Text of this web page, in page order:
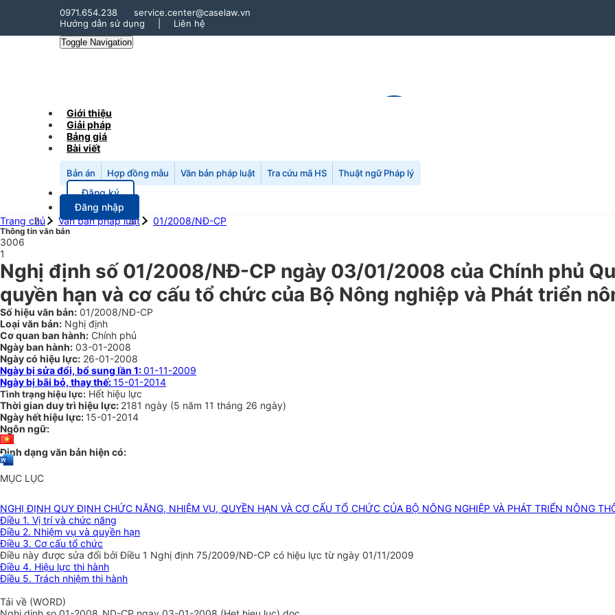
0971.654.238
service.center@caselaw.vn
Hướng dẫn sử dụng
Liên hệ
Toggle Navigation
Giới thiệu
Giải pháp
Bảng giá
Bài viết
Bản án Hợp đồng mẫu Văn bản pháp luật Tra cứu mã HS Thuật ngữ Pháp lý
Đăng ký
Đăng nhập
Trang chủ
Văn bản pháp luật 01/2008/NĐ-CP
Thông tin văn bản
3006
1
Nghị định số 01/2008/NĐ-CP ngày 03/01/2008 của Chính phủ
quyền hạn và cơ cấu tổ chức của Bộ Nông nghiệp và Phát triển
Số hiệu văn bản: 01/2008/NĐ-CP
Loại văn bản: Nghị định
Cơ quan ban hành: Chính phủ
Ngày ban hành: 03-01-2008
Ngày có hiệu lực: 26-01-2008
Ngày bị sửa đổi, bổ sung lần 1:01-11-2009
Ngày bị bãi bỏ, thay thế:15-01-2014
Tình trạng hiệu lực: Hết hiệu lực
Thời gian duy trì hiệu lực: 2181 ngày (5 năm 11 tháng 26 ngày)
Ngày hết hiệu lực: 15-01-2014
Ngôn ngữ:
Định dạng văn bản hiện có:
MỤC LỤC
NGHỊ ĐỊNH QUY ĐỊNH CHỨC NĂNG, NHIỆM VỤ, QUYỀN HẠN VÀ CƠ CẤU TỔ CHỨC CỦA BỘ NÔNG NGHIỆP VÀ PHÁT TRIỂN NÔNG
Điều 1. Vị trí và chức năng
Điều 2. Nhiệm vụ và quyền hạn
Điều 3. Cơ cấu tổ chức
Điều này được sửa đổi bởi Điều 1 Nghị định 75/2009/NĐ-CP có hiệu lực từ ngày 01/11/2009
Điều 4. Hiệu lực thi hành
Điều 5. Trách nhiệm thi hành
Tải về (WORD)